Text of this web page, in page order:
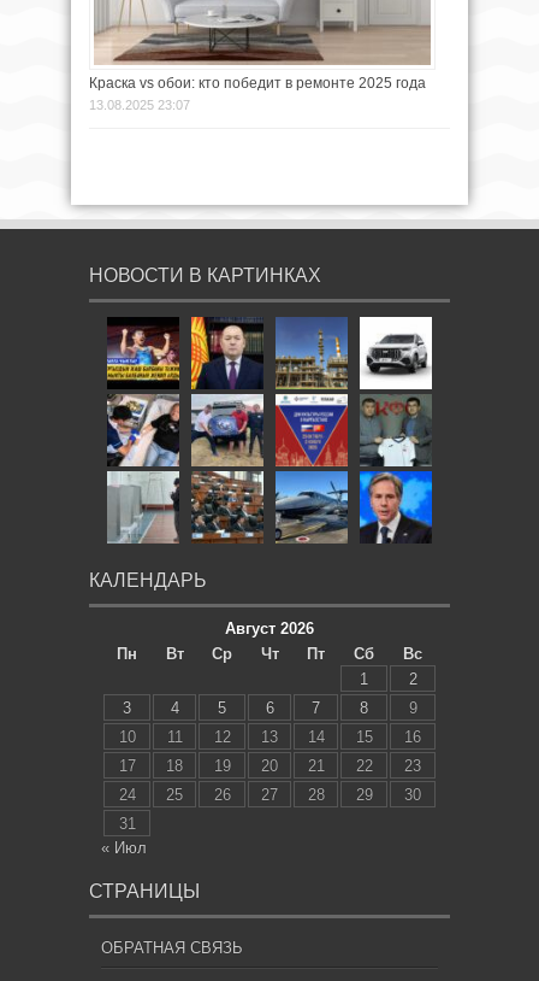
Краска vs обои: кто победит в ремонте 2025 года
13.08.2025 23:07
НОВОСТИ В КАРТИНКАХ
КАЛЕНДАРЬ
Август 2026
Пн
Вт Ср Чт Пт Сб
Вс
1
2
3
4 5 6 7 8
9
10
11 12 13 14 15
16
17
18 19 20 21 22
23
24
25 26 27 28 29
30
31
« Июл
СТРАНИЦЫ
ОБРАТНАЯ СВЯЗЬ